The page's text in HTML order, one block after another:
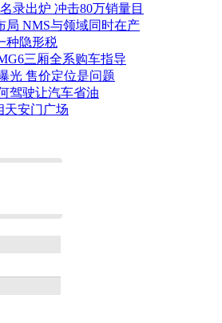
录出炉 冲击80万销量目
局 NMS与领域同时在产
种隐形税
三厢全系购车指导
光 售价定位是问题
驾驶让汽车省油
天安门广场